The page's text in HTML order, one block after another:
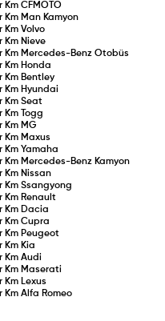
Km CFMOTO
Km Man Kamyon
Km Volvo
Km Nieve
Km Mercedes-Benz Otobüs
Km Honda
Km Bentley
Km Hyundai
Km Seat
Km
Togg
Km MG
Km Maxus
Km Yamaha
Km Mercedes-Benz Kamyon
Km Nissan
Km Ssangyong
Km Renault
Km Dacia
Km Cupra
Km Peugeot
Km Kia
Km Audi
Km Maserati
Km Lexus
Km Alfa Romeo